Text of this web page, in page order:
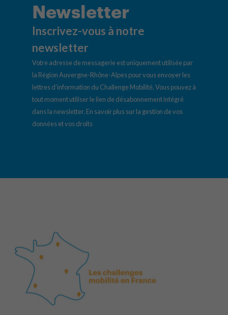
Newsletter
Inscrivez-vous à notre
newsletter
Votre adresse de messagerie est uniquement utilisée par
la Région Auvergne-Rhône-Alpes pour vous envoyer les
lettres d’information du Challenge Mobilité. Vous pouvez à
tout moment utiliser le lien de désabonnement intégré
dans la newsletter. En savoir plus sur la gestion de vos
données et vos droits